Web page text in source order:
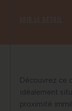
Découvrez ce
idéalement
proximité